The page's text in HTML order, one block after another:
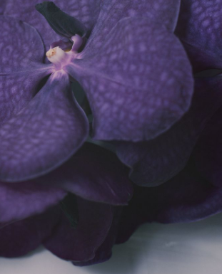
が届く？
載している写真は、実際にお届けする商
です。お花は生き物なので、どうして
咲き方に個体差はありますが、できる
ージに近いものをお届けできるように人
しています。